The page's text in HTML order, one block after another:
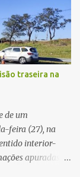
no local. Outras
não
de saúde dos
atenderam a
Até a
A Polícia
disparos e as
traseira na
de um
feira (27), na
interior-
apuradas no